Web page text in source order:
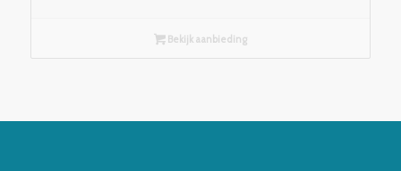
Bekijk aanbieding